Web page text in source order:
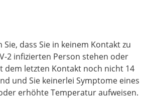
dass Sie in keinem Kontakt zu
2 infizierten Person stehen oder
dem letzten Kontakt noch nicht 14
und Sie keinerlei Symptome eines
erhöhte Temperatur aufweisen.